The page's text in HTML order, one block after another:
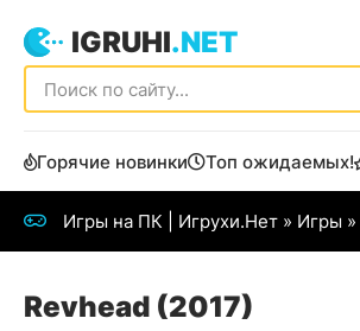
IGRUHI.NET
Горячие новинки Топ ожидаемых!
Игры на ПК | Игрухи.Нет » Игры »
Revhead (2017)